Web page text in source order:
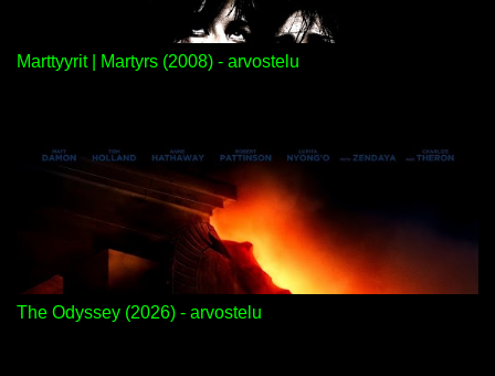
Marttyyrit | Martyrs (2008) - arvostelu
The Odyssey (2026) - arvostelu